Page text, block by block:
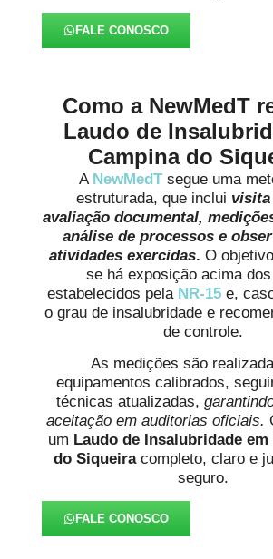
FALE CONOSCO
Como a NewMedT
Laudo de
Campina do
A NewMedT segue uma
estruturada, que inclui visita
avaliação documental,
análise de processos e
atividades exercidas. O
se há exposição acima
estabelecidos pela NR-15 e,
o grau de insalubridade e
de controle.
As medições são
equipamentos calibrados,
técnicas atualizadas,
aceitação em auditorias oficiais.
um Laudo de Insalubridade
do Siqueiracompleto, claro e
seguro.
FALE CONOSCO